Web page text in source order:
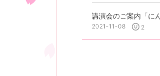
2021-11-08 2